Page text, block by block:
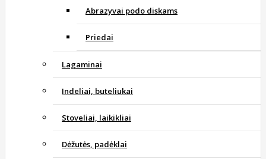
Abrazyvai podo diskams
Priedai
Lagaminai
Indeliai, buteliukai
Stoveliai, laikikliai
Dėžutės, padėklai